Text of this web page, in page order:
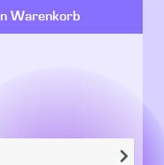
Wert
Warenkorb